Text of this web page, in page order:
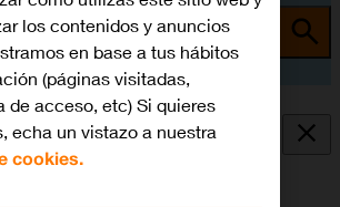
o tema
la carga de batería optimizada
carga de batería optimizada se
los contenidos y anuncios
en base a tus hábitos
(páginas visitadas,
de acceso, etc) Si quieres
echa un vistazo a nuestra
cookies.